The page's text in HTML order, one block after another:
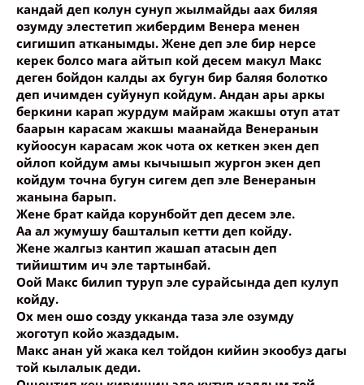
кандай деп колун сунуп жылмайды аах биляя
озумду элестетип жибердим Венера менен
сигишип атканымды. Жене деп эле бир нерсе
керек болсо мага айтып кой десем макул Макс
деген бойдон калды ах бугун бир баляя болотко
деп ичимден суйунуп койдум. Андан ары аркы
беркини карап журдум майрам жакшы отуп атат
баарын карасам жакшы маанайда Венеранын
куйоосун карасам жок чота ох кеткен экен деп
ойлоп койдум амы кычышып жургон экен деп
койдум точна бугун сигем деп эле Венеранын
жанына барып.
Жене брат кайда корунбойт деп десем эле.
Аа ал жумушу башталып кетти деп койду.
Жене жалгыз кантип жашап атасын деп
тийиштим ич эле тартынбай.
Оой Макс билип туруп эле сурайсында деп кулуп
койду.
Ох мен ошо созду укканда таза эле озумду
жоготуп койо жаздадым.
Макс анан уй жака кел тойдон кийин экообуз дагы
той кылалык деди.